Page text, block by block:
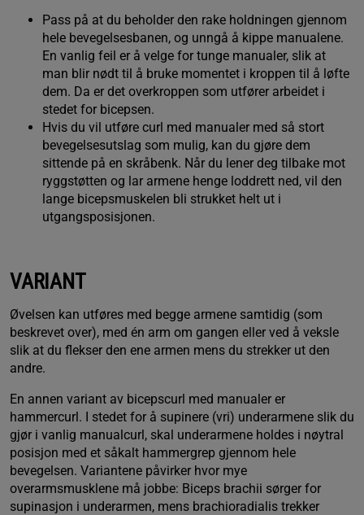
Pass på at du beholder den rake holdningen gjennom
hele bevegelsesbanen, og unngå å kippe manualene.
En vanlig feil er å velge for tunge manualer, slik at
man blir nødt til å bruke momentet i kroppen til å løfte
dem. Da er det overkroppen som utfører arbeidet i
stedet for bicepsen.
Hvis du vil utføre curl med manualer med så stort
bevegelsesutslag som mulig, kan du gjøre dem
sittende på en skråbenk. Når du lener deg tilbake mot
ryggstøtten og lar armene henge loddrett ned, vil den
lange bicepsmuskelen bli strukket helt ut i
utgangsposisjonen.
VARIANT
Øvelsen kan utføres med begge armene samtidig (som
beskrevet over), med én arm om gangen eller ved å veksle
slik at du flekser den ene armen mens du strekker ut den
andre.
En annen variant av bicepscurl med manualer er
hammercurl. I stedet for å supinere (vri) underarmene slik du
gjør i vanlig manualcurl, skal underarmene holdes i nøytral
posisjon med et såkalt hammergrep gjennom hele
bevegelsen. Variantene påvirker hvor mye
overarmsmusklene må jobbe: Biceps brachii sørger for
supinasjon i underarmen, mens brachioradialis trekker